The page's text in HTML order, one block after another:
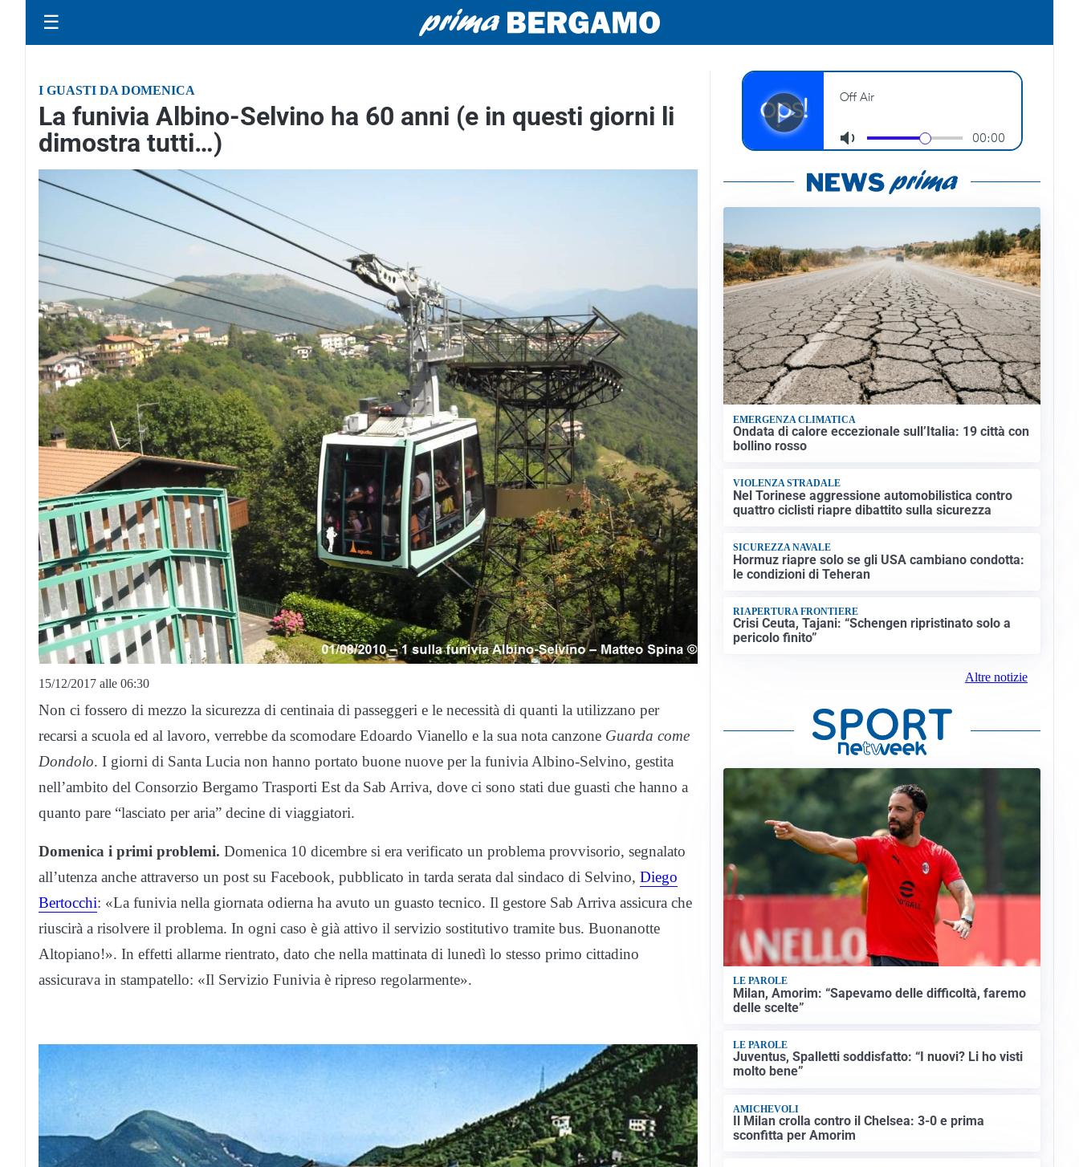
☰
I GUASTI DA DOMENICA
La funivia Albino-Selvino ha 60 anni (e in questi giorni li
dimostra tutti…)
15/12/2017 alle 06:30
Non ci fossero di mezzo la sicurezza di centinaia di passeggeri e le necessità di quanti la utilizzano per
recarsi a scuola ed al lavoro, verrebbe da scomodare Edoardo Vianello e la sua nota canzone Guarda come
Dondolo. I giorni di Santa Lucia non hanno portato buone nuove per la funivia Albino-Selvino, gestita
nell’ambito del Consorzio Bergamo Trasporti Est da Sab Arriva, dove ci sono stati due guasti che hanno a
quanto pare “lasciato per aria” decine di viaggiatori.
Domenica i primi problemi. Domenica 10 dicembre si era verificato un problema provvisorio, segnalato
all’utenza anche attraverso un post su Facebook, pubblicato in tarda serata dal sindaco di Selvino, Diego
Bertocchi: «La funivia nella giornata odierna ha avuto un guasto tecnico. Il gestore Sab Arriva assicura che
riuscirà a risolvere il problema. In ogni caso è già attivo il servizio sostitutivo tramite bus. Buonanotte
Altopiano!». In effetti allarme rientrato, dato che nella mattinata di lunedì lo stesso primo cittadino
assicurava in stampatello: «Il Servizio Funivia è ripreso regolarmente».
EMERGENZA CLIMATICA
Ondata di calore eccezionale sull’Italia: 19 città con
bollino rosso
VIOLENZA STRADALE
Nel Torinese aggressione automobilistica contro
quattro ciclisti riapre dibattito sulla sicurezza
SICUREZZA NAVALE
Hormuz riapre solo se gli USA cambiano condotta:
le condizioni di Teheran
RIAPERTURA FRONTIERE
Crisi Ceuta, Tajani: “Schengen ripristinato solo a
pericolo finito”
Altre notizie
LE PAROLE
Milan, Amorim: “Sapevamo delle difficoltà, faremo
delle scelte”
LE PAROLE
Juventus, Spalletti soddisfatto: “I nuovi? Li ho visti
molto bene”
AMICHEVOLI
Il Milan crolla contro il Chelsea: 3-0 e prima
sconfitta per Amorim